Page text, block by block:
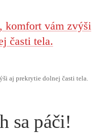
aj prekrytie dolnej časti tela.
sa páči!